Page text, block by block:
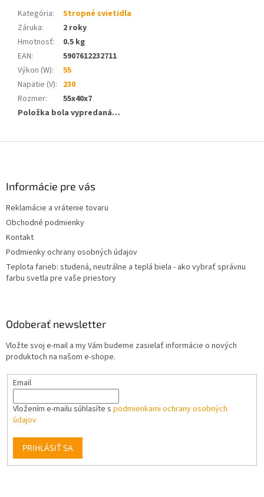
Kategória:
Stropné svietidla
Záruka:
2 roky
Hmotnosť:
0.5 kg
EAN:
5907612232711
Výkon (W):
55
Napätie (V): 230
Rozmer:
55x40x7
Položka bola vypredaná…
Informácie pre vás
Reklamácie a vrátenie tovaru
Obchodné podmienky
Kontakt
Podmienky ochrany osobných údajov
Teplota farieb: studená, neutrálne a teplá biela - ako vybrať správnu
farbu svetla pre vaše priestory
Odoberať newsletter
Vložte svoj e-mail a my Vám budeme zasielať informácie o nových
produktoch na našom e-shope.
Email
Vložením e-mailu súhlasíte s podmienkami ochrany osobných
údajov
PRIHLÁSIŤ SA